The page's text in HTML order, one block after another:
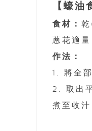
【蠔
食材：
蔥花適
作法：
1. 將全
2. 取出
煮至收汁